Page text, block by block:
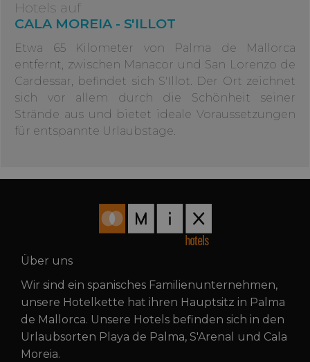
Hotels auf
CALA MOREIA - S'ILLOT
Etwa 65 Kilometer von Palma de Mallorca
entfernt, zwischen Manacor und San Lorenzo de
Cardessar, befindet sich S'Illot. Der Ort zeichnet
sich vor allem durch die Schönheit seiner
Strände aus und bietet ideale Voraussetzungen
für entspannte Urlaubstage.
Über uns
Wir sind ein spanisches Familienunternehmen,
unsere Hotelkette hat ihren Hauptsitz in Palma
de Mallorca. Unsere Hotels befinden sich in den
Urlaubsorten Playa de Palma, S'Arenal und Cala
Moreia.